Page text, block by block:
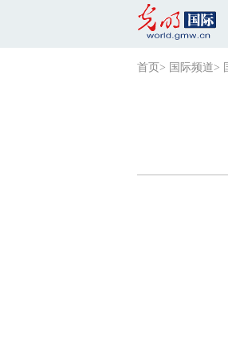
首页 > 国际频道>